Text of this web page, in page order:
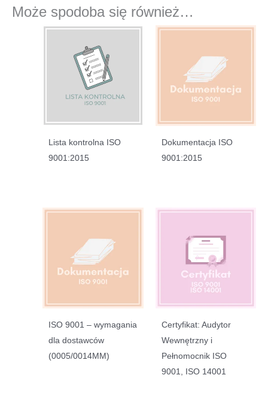
Może spodoba się również…
Lista kontrolna ISO
9001:2015
Dokumentacja ISO
9001:2015
ISO 9001 – wymagania
dla dostawców
(0005/0014MM)
Certyfikat: Audytor
Wewnętrzny i
Pełnomocnik ISO
9001, ISO 14001